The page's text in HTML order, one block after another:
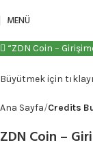
MENÜ
“ZDN Coin –
Büyütmek için
Ana Sayfa Credits
ZDN Coin –